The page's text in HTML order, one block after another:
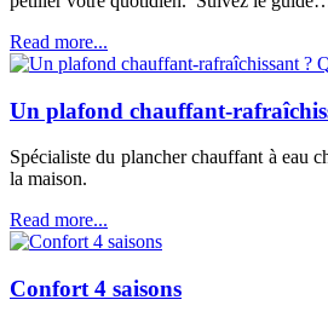
Read more...
Un plafond chauffant-
Spécialiste du plancher chauffant à eau
la maison.
Read more...
Confort 4 saisons